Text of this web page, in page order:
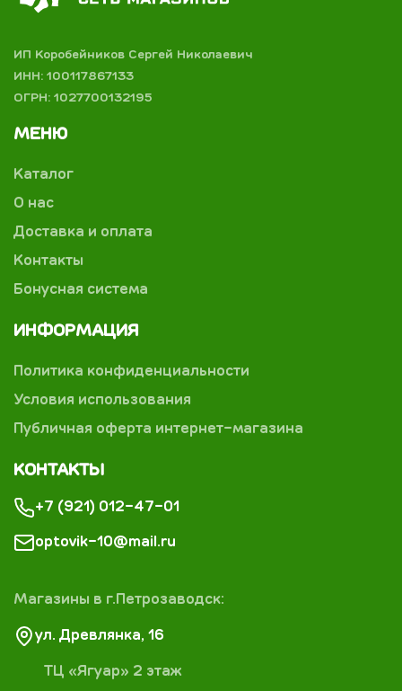
ИП Коробейников Сергей Николаевич
ИНН: 100117867133
ОГРН: 1027700132195
МЕНЮ
Каталог
О нас
Доставка и оплата
Контакты
Бонусная система
ИНФОРМАЦИЯ
Политика конфиденциальности
Условия использования
Публичная оферта интернет-магазина
КОНТАКТЫ
+7 (921) 012-47-01
optovik-10@mail.ru
Магазины в г.Петрозаводск:
ул. Древлянка, 16
ТЦ «Ягуар» 2 этаж